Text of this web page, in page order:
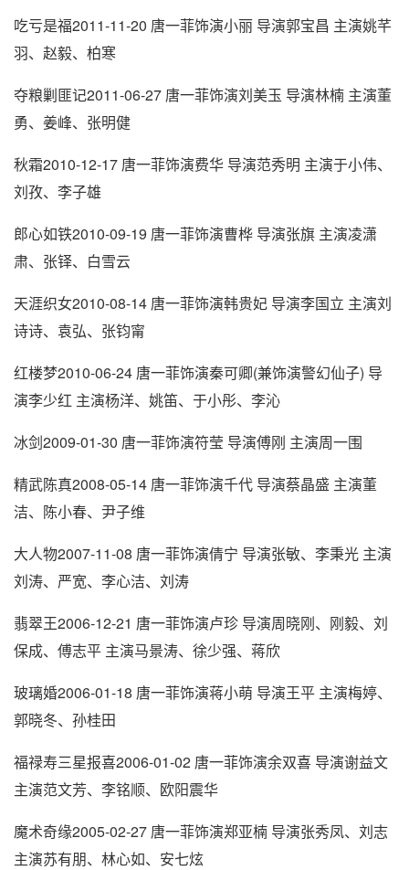
吃亏是福2011-11-20 唐一菲饰演小丽 导演郭宝昌 主演姚芊
羽、赵毅、柏寒
夺粮剿匪记2011-06-27 唐一菲饰演刘美玉 导演林楠 主演董
勇、姜峰、张明健
秋霜2010-12-17 唐一菲饰演费华 导演范秀明 主演于小伟、
刘孜、李子雄
郎心如铁2010-09-19 唐一菲饰演曹桦 导演张旗 主演凌潇
肃、张铎、白雪云
天涯织女2010-08-14 唐一菲饰演韩贵妃 导演李国立 主演刘
诗诗、袁弘、张钧甯
红楼梦2010-06-24 唐一菲饰演秦可卿(兼饰演警幻仙子) 导
演李少红 主演杨洋、姚笛、于小彤、李沁
冰剑2009-01-30 唐一菲饰演符莹 导演傅刚 主演周一围
精武陈真2008-05-14 唐一菲饰演千代 导演蔡晶盛 主演董
洁、陈小春、尹子维
大人物2007-11-08 唐一菲饰演倩宁 导演张敏、李秉光 主演
刘涛、严宽、李心洁、刘涛
翡翠王2006-12-21 唐一菲饰演卢珍 导演周晓刚、刚毅、刘
保成、傅志平 主演马景涛、徐少强、蒋欣
玻璃婚2006-01-18 唐一菲饰演蒋小萌 导演王平 主演梅婷、
郭晓冬、孙桂田
福禄寿三星报喜2006-01-02 唐一菲饰演余双喜 导演谢益文
主演范文芳、李铭顺、欧阳震华
魔术奇缘2005-02-27 唐一菲饰演郑亚楠 导演张秀凤、刘志
主演苏有朋、林心如、安七炫